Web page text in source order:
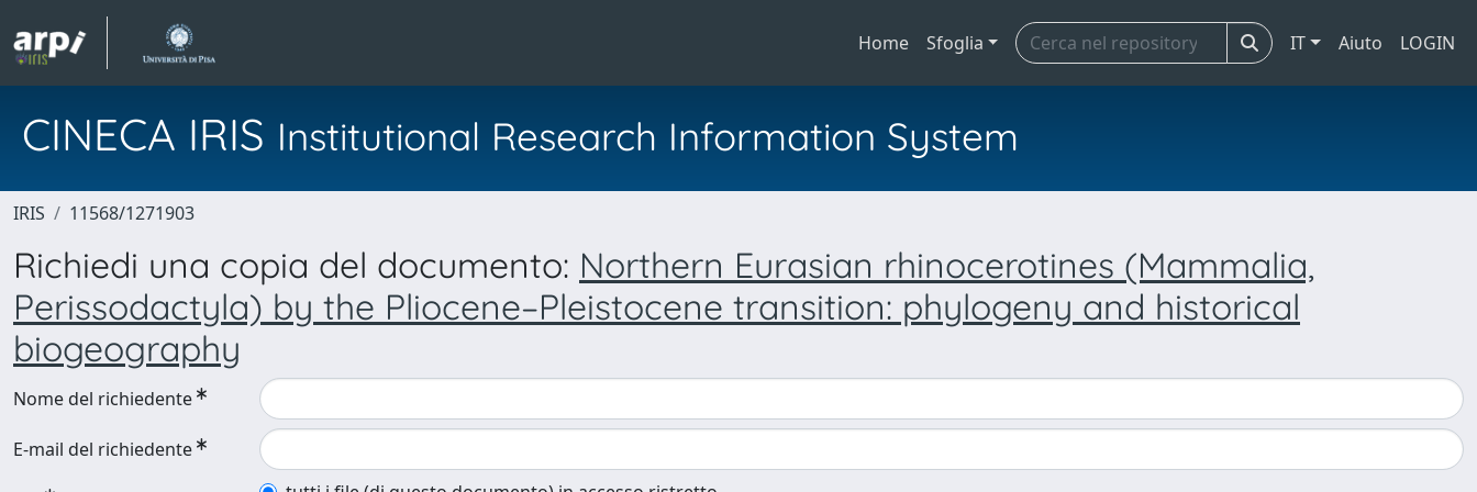
Home Sfoglia IT Aiuto LOGIN
CINECA IRIS Institutional Research Information System
IRIS 11568/1271903
Richiedi una copia del documento: Northern Eurasian rhinocerotines (Mammalia,
Perissodactyla) by the Pliocene–Pleistocene transition: phylogeny and historical
biogeography
Nome del richiedente
E-mail del richiedente